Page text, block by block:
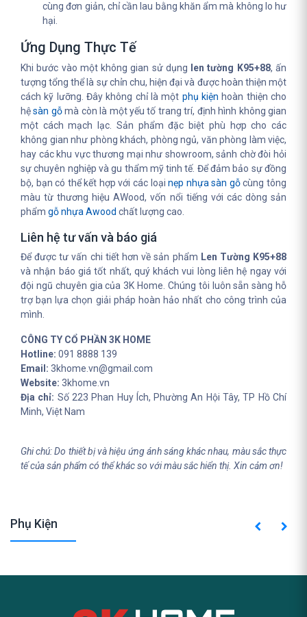
cùng đơn giản, chỉ cần lau bằng khăn ẩm mà không lo hư
hại.
Ứng Dụng Thực Tế
Khi bước vào một không gian sử dụng len tường K95+88, ấn
tượng tổng thể là sự chỉn chu, hiện đại và được hoàn thiện một
cách kỹ lưỡng. Đây không chỉ là một phụ kiện hoàn thiện cho
hệsàn gỗmà còn là một yếu tố trang trí, định hình không gian
một cách mạch lạc. Sản phẩm đặc biệt phù hợp cho các
không gian như phòng khách, phòng ngủ, văn phòng làm việc,
hay các khu vực thương mại như showroom, sảnh chờ đòi hỏi
sự chuyên nghiệp và gu thẩm mỹ tinh tế. Để đảm bảo sự đồng
bộ, bạn có thể kết hợp với các loạinẹp nhựa sàn gỗcùng tông
màu từ thương hiệu AWood, vốn nổi tiếng với các dòng sản
phẩm gỗ nhựa Awood chất lượng cao.
Liên hệ tư vấn và báo giá
Để được tư vấn chi tiết hơn về sản phẩm Len Tường K95+88
và nhận báo giá tốt nhất, quý khách vui lòng liên hệ ngay với
đội ngũ chuyên gia của 3K Home. Chúng tôi luôn sẵn sàng hỗ
trợ bạn lựa chọn giải pháp hoàn hảo nhất cho công trình của
mình.
CÔNG TY CỔ PHẦN 3K HOME
Hotline: 091 8888 139
Email: 3khome.vn@gmail.com
Website: 3khome.vn
Địa chỉ: Số 223 Phan Huy Ích, Phường An Hội Tây, TP Hồ Chí
Minh, Việt Nam
Ghi chú: Do thiết bị và hiệu ứng ánh sáng khác nhau, màu sắc thực
tế của sản phẩm có thể khác so với màu sắc hiển thị. Xin cảm ơn!
Phụ Kiện